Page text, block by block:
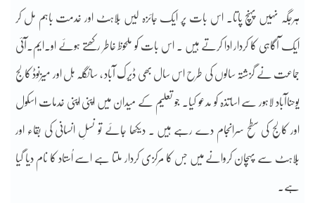
ہرجگہ نہیں پہنچ پاتا۔ اس بات پر ایک جائزہ لیں بُلاہٹ اور خدمت باہم مل کر
ایک آگاہی کا کردار ادا کرتے ہیں ۔ اس بات کو ملحوظ خاطر رکھتے ہوئے او۔ایم۔آئی
جماعت نے گزشتہ سالوں کی طرح اس سال بھی ڈیرک آباد ، سانگلہ ہل اور میزنوڈ کالج
یوحناآباد لاہور سے اساتذہ کو مدعو کیا۔ جو تعلیم کے میدان میں اپنی اپنی خدمات اسکول
اور کالج کی سطح سرانجام دے رہے ہیں ۔ دیکھا جائے تو نسلِ انسانی کی بقاء اور
بُلاہٹ سے پہچان کروانے میں جس کا مرکزی کردار ملتا ہے اسے اُستاد کا نام دیا گیا
ہے۔